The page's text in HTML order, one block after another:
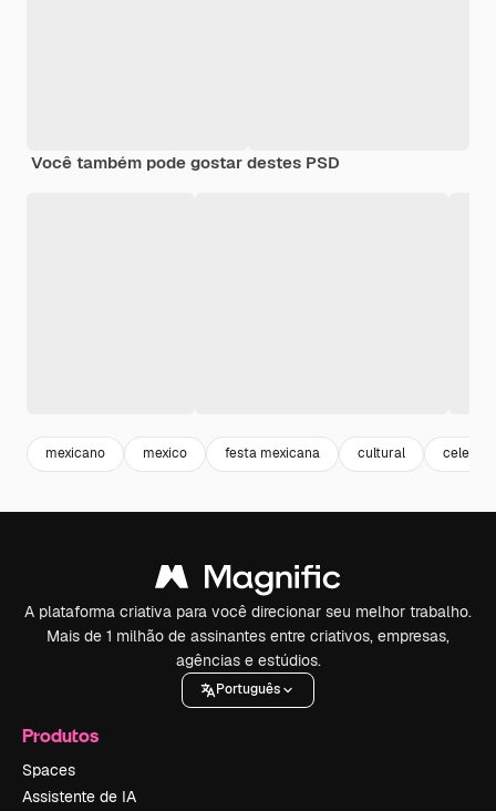
Você também pode gostar destes PSD
mexicano mexico festa mexicana cultural
A plataforma criativa para você direcionar seu melhor trabalho.
Mais de 1 milhão de assinantes entre criativos, empresas,
agências e estúdios.
Português
Produtos
Spaces
Assistente de IA